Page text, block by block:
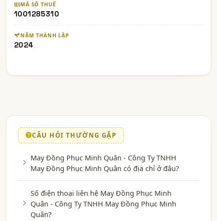
MÃ SỐ THUẾ
1001285310
NĂM THÀNH LẬP
2024
CÂU HỎI THƯỜNG GẶP
May Đồng Phục Minh Quân - Công Ty TNHH
May Đồng Phục Minh Quân có địa chỉ ở đâu?
Số điện thoại liên hệ May Đồng Phục Minh
Quân - Công Ty TNHH May Đồng Phục Minh
Quân?